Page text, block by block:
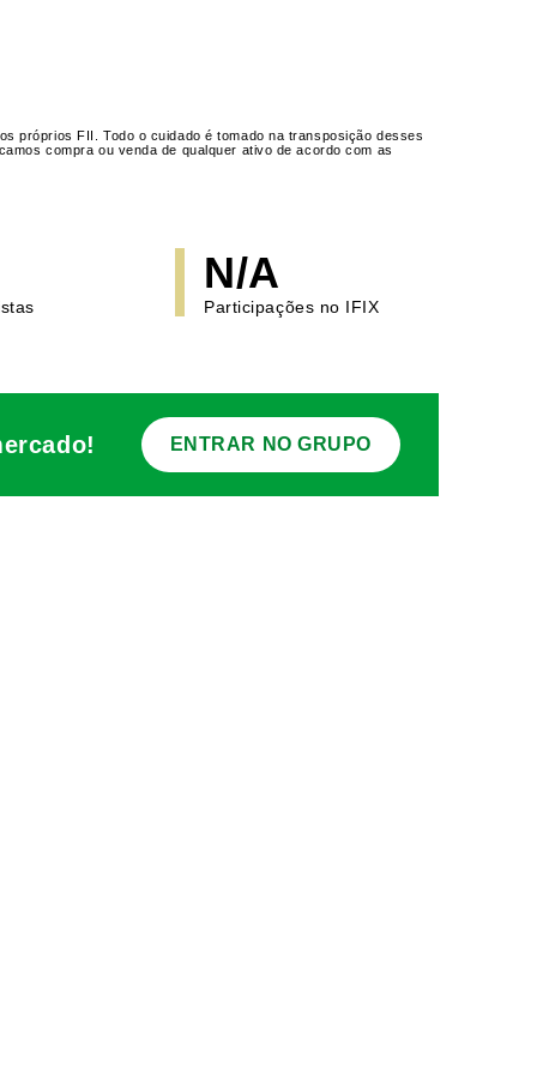
próprios FII. Todo o cuidado é tomado na transposição desses
compra ou venda de qualquer ativo de acordo com as
N/A
Participações no IFIX
ENTRAR NO GRUPO